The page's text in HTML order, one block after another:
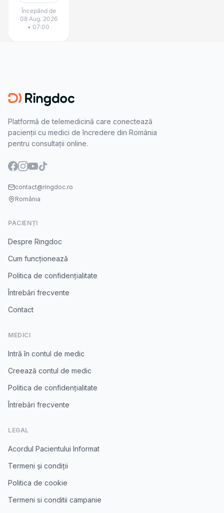
Începând de
08 Aug. 2026
• 07:00
Platformă de telemedicină care conectează
pacienții cu medici de încredere din România
pentru consultații online.
contact@ringdoc.ro
România
PACIENȚI
Despre Ringdoc
Cum funcționează
Politica de confidențialitate
Întrebări frecvente
Contact
MEDICI
Intră în contul de medic
Creează contul de medic
Politica de confidențialitate
Întrebări frecvente
LEGAL
Acordul Pacientului Informat
Termeni și condiții
Politica de cookie
Termeni si conditii campanie